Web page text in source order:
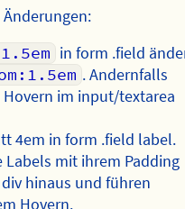
in form .field
. Andernfalls
im input/textarea
4em in form .field label.
mit ihrem Padding
hinaus und führen
Hovern.